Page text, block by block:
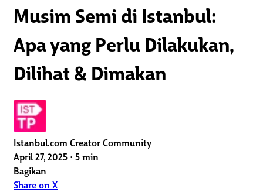
Musim Semi di Istanbul:
Apa yang Perlu Dilakukan,
Dilihat & Dimakan
Istanbul.com Creator Community
April 27, 2025 • 5 min
Bagikan
Share on X